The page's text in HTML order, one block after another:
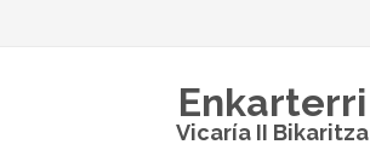
Enkarterri
Vicaría II Bikaritza